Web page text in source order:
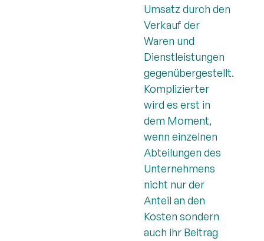
Umsatz durch den
Verkauf der
Waren und
Dienstleistungen
gegenübergestellt.
Komplizierter
wird es erst in
dem Moment,
wenn einzelnen
Abteilungen des
Unternehmens
nicht nur der
Anteil an den
Kosten sondern
auch ihr Beitrag